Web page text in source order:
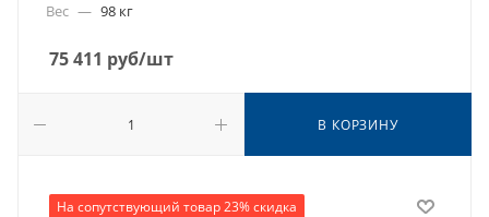
Вес — 98 кг
75 411 руб/шт
В КОРЗИНУ
На сопутствующий товар 23% скидка